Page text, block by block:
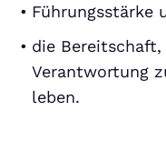
Führungsstärke
die
Verantwortung
leben.